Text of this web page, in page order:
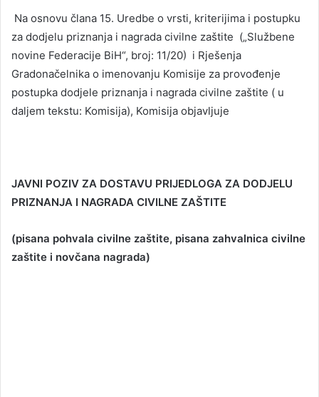
Na osnovu člana 15. Uredbe o vrsti, kriterijima i postupku
za dodjelu priznanja i nagrada civilne zaštite („Službene
novine Federacije BiH“, broj: 11/20) i Rješenja
Gradonačelnika o imenovanju Komisije za provođenje
postupka dodjele priznanja i nagrada civilne zaštite ( u
daljem tekstu: Komisija), Komisija objavljuje
JAVNI POZIV ZA DOSTAVU PRIJEDLOGA ZA DODJELU
PRIZNANJA I NAGRADA CIVILNE ZAŠTITE
(pisana pohvala civilne zaštite, pisana zahvalnica civilne
zaštite i novčana nagrada)